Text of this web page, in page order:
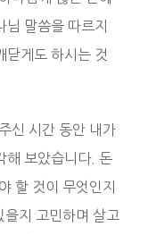
말씀을 따르지
닫게도 하시는 것
신 시간 동안 내가
해 보았습니다. 돈
할 것이 무엇인지
지 고민하며 살고